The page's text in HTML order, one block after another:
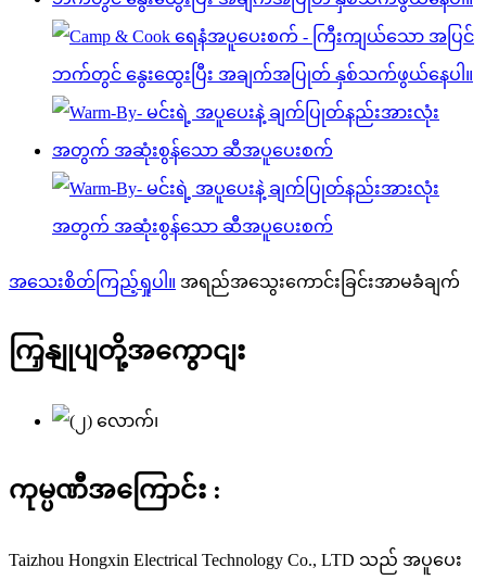
အသေးစိတ်ကြည့်ရှုပါ။ အရည်အသွေးကောင်းခြင်းအာမခံချက်
ကြှနျုပျတို့အကွောငျး
ကုမ္ပဏီအကြောင်း :
Taizhou Hongxin Electrical Technology Co., LTD သည် အပူပေး